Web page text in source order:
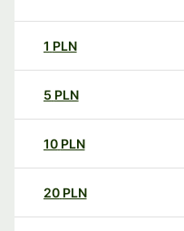
1 PLN
5 PLN
10 PLN
20 PLN